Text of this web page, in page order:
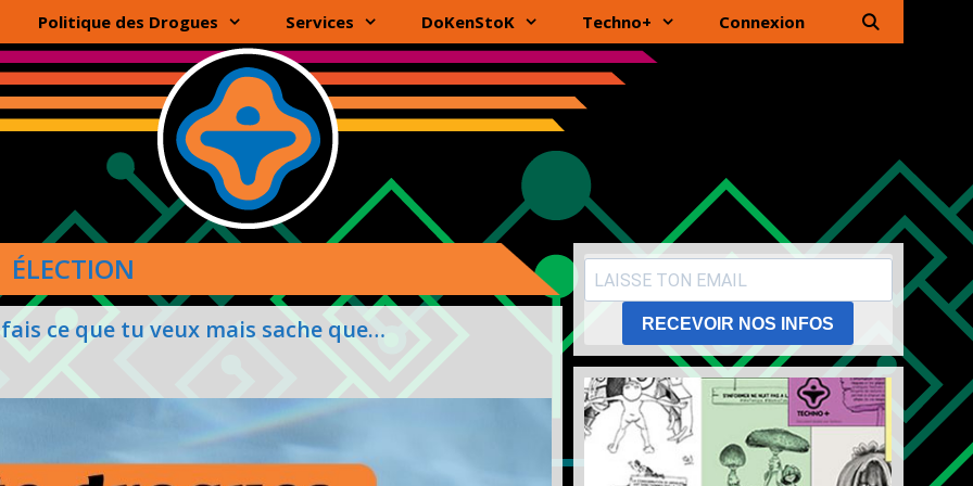
Politique des Drogues Services DoKenStoK Techno+ Connexion
ÉLECTION
ce que tu veux mais sache que… RECEVOIR NOS INFOS